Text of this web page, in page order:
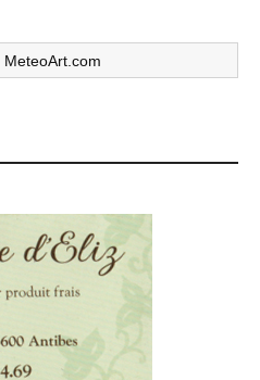
MeteoArt.com